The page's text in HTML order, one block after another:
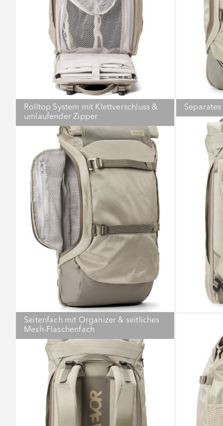
Rolltop System mit Klettverschluss &
umlaufender Zipper
Seitenfach mit Organizer & seitliches
Mesh-Flaschenfach